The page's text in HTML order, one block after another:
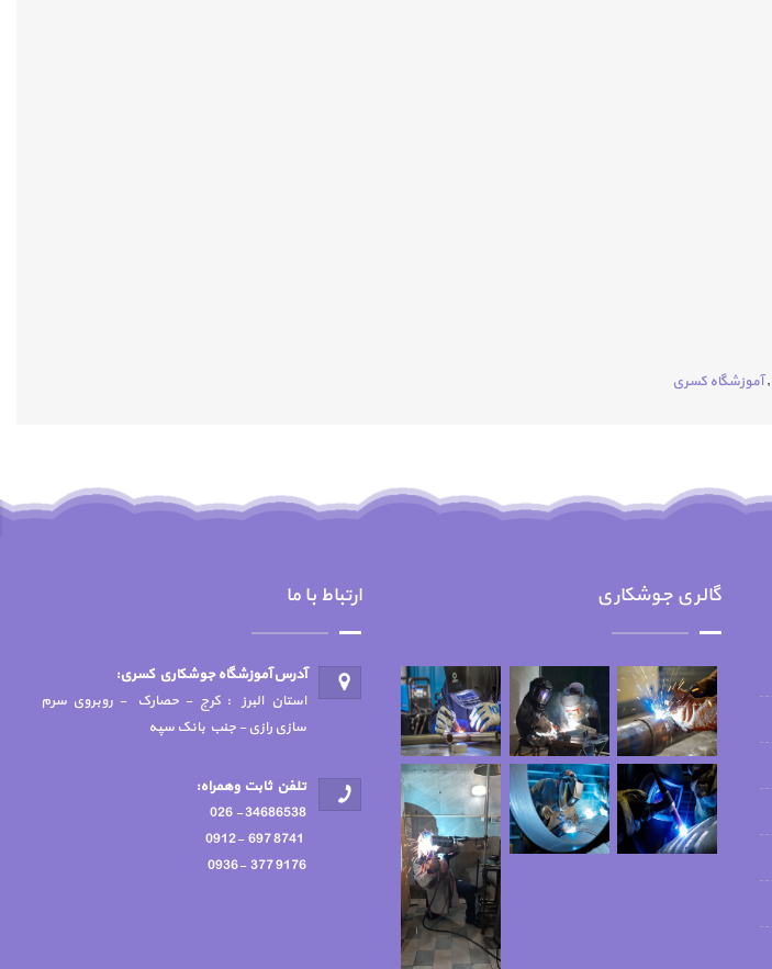
,آموزشگاه کسری
گالری جوشکاری ارتباط با ما
آدرس آموزشگاه جوشكاري كسري:
استان البرز : کرج - حصارک - روبروی سرم
سازی رازی - جنب بانک سپه
تلفن ثابت وهمراه:
34686538 - 026
9176 377 -0936